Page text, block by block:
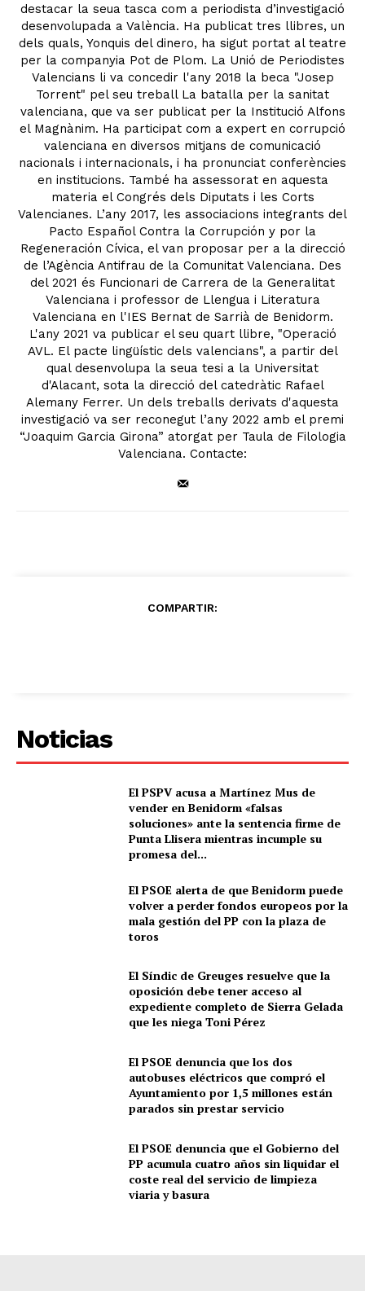
destacar la seua tasca com a periodista d’investigació
desenvolupada a València. Ha publicat tres llibres, un
dels quals, Yonquis del dinero, ha sigut portat al teatre
per la companyia Pot de Plom. La Unió de Periodistes
Valencians li va concedir l'any 2018 la beca "Josep
Torrent" pel seu treball La batalla per la sanitat
valenciana, que va ser publicat per la Institució Alfons
el Magnànim. Ha participat com a expert en corrupció
valenciana en diversos mitjans de comunicació
nacionals i internacionals, i ha pronunciat conferències
en institucions. També ha assessorat en aquesta
materia el Congrés dels Diputats i les Corts
Valencianes. L’any 2017, les associacions integrants del
Pacto Español Contra la Corrupción y por la
Regeneración Cívica, el van proposar per a la direcció
de l’Agència Antifrau de la Comunitat Valenciana. Des
del 2021 és Funcionari de Carrera de la Generalitat
Valenciana i professor de Llengua i Literatura
Valenciana en l'IES Bernat de Sarrià de Benidorm.
L'any 2021 va publicar el seu quart llibre, "Operació
AVL. El pacte lingüístic dels valencians", a partir del
qual desenvolupa la seua tesi a la Universitat
d'Alacant, sota la direcció del catedràtic Rafael
Alemany Ferrer. Un dels treballs derivats d'aquesta
investigació va ser reconegut l’any 2022 amb el premi
“Joaquim Garcia Girona” atorgat per Taula de Filologia
Valenciana. Contacte:
COMPARTIR:
Noticias
El PSPV acusa a Martínez Mus de
vender en Benidorm «falsas
soluciones» ante la sentencia firme de
Punta Llisera mientras incumple su
promesa del...
El PSOE alerta de que Benidorm puede
volver a perder fondos europeos por la
mala gestión del PP con la plaza de
toros
El Síndic de Greuges resuelve que la
oposición debe tener acceso al
expediente completo de Sierra Gelada
que les niega Toni Pérez
El PSOE denuncia que los dos
autobuses eléctricos que compró el
Ayuntamiento por 1,5 millones están
parados sin prestar servicio
El PSOE denuncia que el Gobierno del
PP acumula cuatro años sin liquidar el
coste real del servicio de limpieza
viaria y basura